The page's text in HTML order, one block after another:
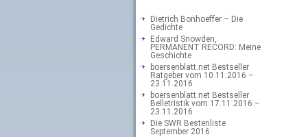
Dietrich Bonhoeffer – Die
Gedichte
Edward Snowden,
PERMANENT RECORD: Meine
Geschichte
boersenblatt.net Bestseller
Ratgeber vom 10.11.2016 –
23.11.2016
boersenblatt.net Bestseller
Belletristik vom 17.11.2016 –
23.11.2016
Die SWR Bestenliste
September 2016